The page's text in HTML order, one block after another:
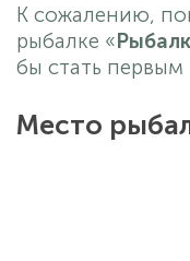
К сожалению,
рыбалке «
бы стать первым
Место